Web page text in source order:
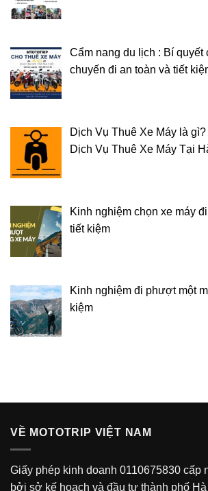
Cẩm nang du lịch : Bí quyết
chuyến đi an toàn và tiết
Dịch Vụ Thuê Xe Máy là
Dịch Vụ Thuê Xe Máy Tại
Kinh nghiệm chọn xe máy
tiết kiệm
Kinh nghiệm đi phượt một
kiệm
VỀ MOTOTRIP VIỆT NAM
Giấy phép kinh doanh 0110675830 cấp
bởi sở kế hoạch và đầu tư thành phố